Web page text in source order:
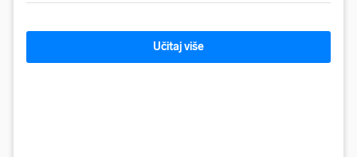
Učitaj više